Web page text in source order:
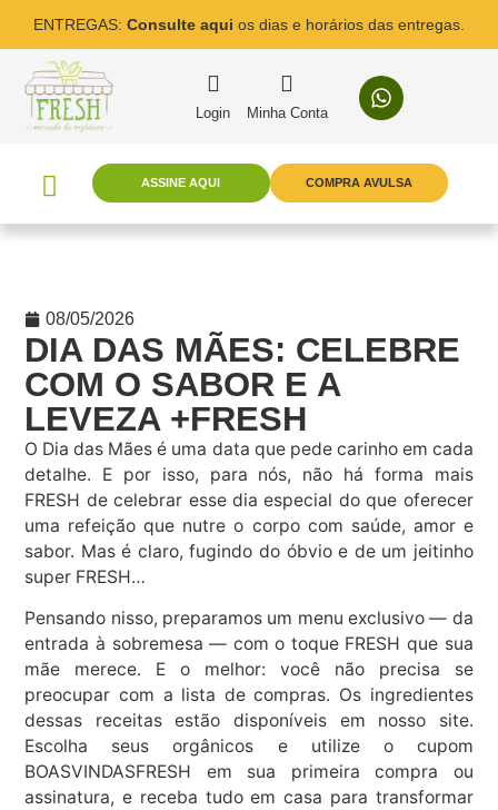
ENTREGAS: Consulte aqui os dias e horários das entregas.
Login Minha Conta
ASSINE AQUI COMPRA AVULSA
08/05/2026
DIA DAS MÃES: CELEBRE
COM O SABOR E A
LEVEZA +FRESH
O Dia das Mães é uma data que pede carinho em cada
detalhe. E por isso, para nós, não há forma mais
FRESH de celebrar esse dia especial do que oferecer
uma refeição que nutre o corpo com saúde, amor e
sabor. Mas é claro, fugindo do óbvio e de um jeitinho
super FRESH…
Pensando nisso, preparamos um menu exclusivo — da
entrada à sobremesa — com o toque FRESH que sua
mãe merece. E o melhor: você não precisa se
preocupar com a lista de compras. Os ingredientes
dessas receitas estão disponíveis em nosso site.
Escolha seus orgânicos e utilize o cupom
BOASVINDASFRESH em sua primeira compra ou
assinatura, e receba tudo em casa para transformar